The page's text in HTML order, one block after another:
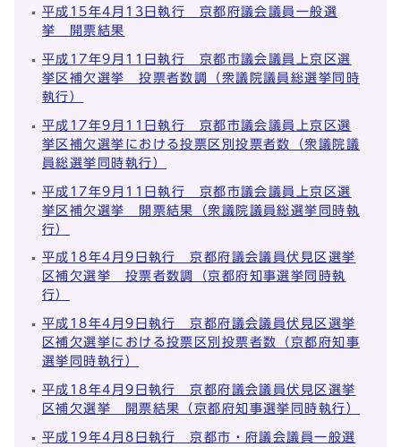
平成15年4月13日執行 京都府議会議員一般選
挙 開票結果
平成17年9月11日執行 京都市議会議員上京区選
挙区補欠選挙 投票者数調（衆議院議員総選挙同時
執行）
平成17年9月11日執行 京都市議会議員上京区選
挙区補欠選挙における投票区別投票者数（衆議院議
員総選挙同時執行）
平成17年9月11日執行 京都市議会議員上京区選
挙区補欠選挙 開票結果（衆議院議員総選挙同時執
行）
平成18年4月9日執行 京都府議会議員伏見区選挙
区補欠選挙 投票者数調（京都府知事選挙同時執
行）
平成18年4月9日執行 京都府議会議員伏見区選挙
区補欠選挙における投票区別投票者数（京都府知事
選挙同時執行）
平成18年4月9日執行 京都府議会議員伏見区選挙
区補欠選挙 開票結果（京都府知事選挙同時執行）
平成19年4月8日執行 京都市・府議会議員一般選